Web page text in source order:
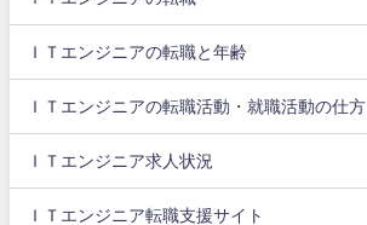
ＩＴエンジニアの転職と年齢
ＩＴエンジニアの転職活動・就職活動の仕方
ＩＴエンジニア求人状況
ＩＴエンジニア転職支援サイト